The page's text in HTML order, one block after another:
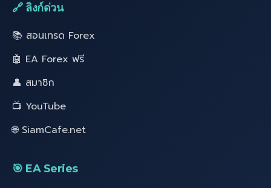
🔗 ลิงก์ด่วน
📚 สอนเทรด Forex
🤖 EA Forex ฟรี
👤 สมาชิก
📺 YouTube
🌐 SiamCafe.net
🎯 EA Series